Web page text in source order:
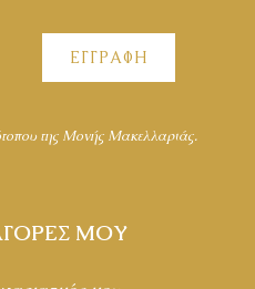
ΕΓΓΡΑΦΗ
της Μονής Μακελλαριάς.
ΜΟΥ